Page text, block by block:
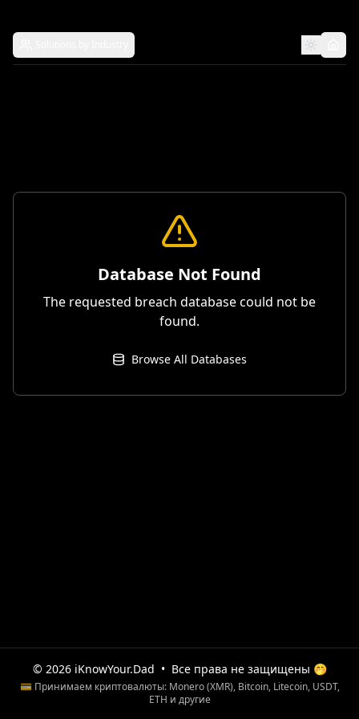
Database Not Found
The requested breach database could not be
found.
Browse All Databases
© 2026 iKnowYour.Dad • Все права не защищены 🤭
💳 Принимаем криптовалюты: Monero (XMR), Bitcoin, Litecoin, USDT,
ETH и другие